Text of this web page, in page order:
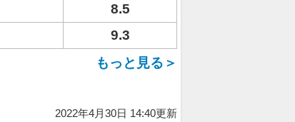
8.5
9.3
もっと見る＞
2022年4月30日 14:40更新